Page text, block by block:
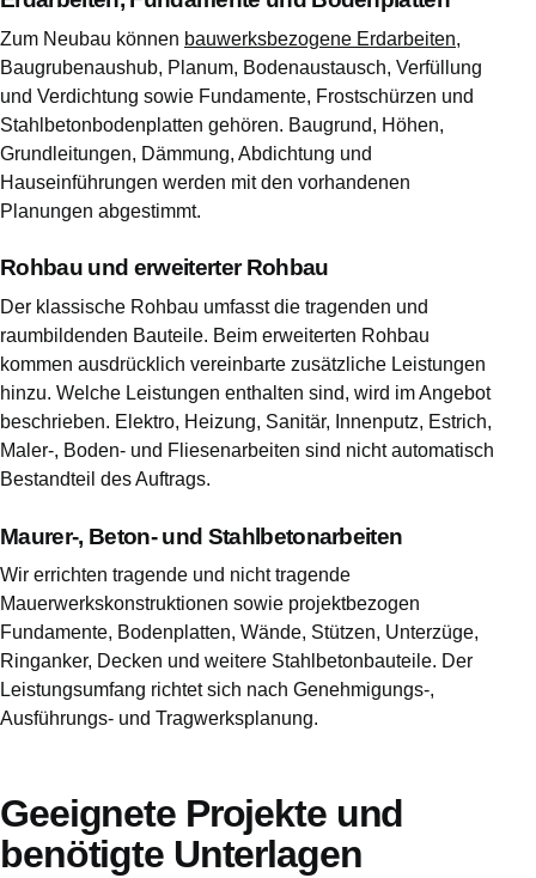
Zum Neubau können bauwerksbezogene Erdarbeiten,
Baugrubenaushub, Planum, Bodenaustausch, Verfüllung
und Verdichtung sowie Fundamente, Frostschürzen und
Stahlbetonbodenplatten gehören. Baugrund, Höhen,
Grundleitungen, Dämmung, Abdichtung und
Hauseinführungen werden mit den vorhandenen
Planungen abgestimmt.
Rohbau und erweiterter Rohbau
Der klassische Rohbau umfasst die tragenden und
raumbildenden Bauteile. Beim erweiterten Rohbau
kommen ausdrücklich vereinbarte zusätzliche Leistungen
hinzu. Welche Leistungen enthalten sind, wird im Angebot
beschrieben. Elektro, Heizung, Sanitär, Innenputz, Estrich,
Maler-, Boden- und Fliesenarbeiten sind nicht automatisch
Bestandteil des Auftrags.
Maurer-, Beton- und Stahlbetonarbeiten
Wir errichten tragende und nicht tragende
Mauerwerkskonstruktionen sowie projektbezogen
Fundamente, Bodenplatten, Wände, Stützen, Unterzüge,
Ringanker, Decken und weitere Stahlbetonbauteile. Der
Leistungsumfang richtet sich nach Genehmigungs-,
Ausführungs- und Tragwerksplanung.
Geeignete Projekte und
benötigte Unterlagen